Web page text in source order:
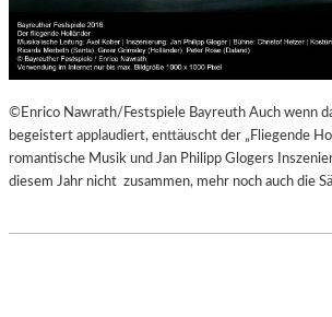
©Enrico Nawrath/Festspiele Bayreuth Auch wenn
begeistert applaudiert, enttäuscht der „Fliegende
romantische Musik und Jan Philipp Glogers
diesem Jahr nicht zusammen, mehr noch auch die